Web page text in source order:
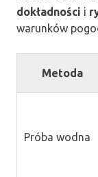
dokładności i
warunków
Metoda
Próba wodna